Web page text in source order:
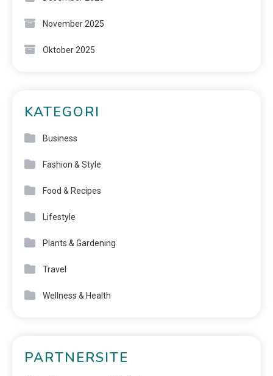
November 2025
Oktober 2025
KATEGORI
Business
Fashion & Style
Food & Recipes
Lifestyle
Plants & Gardening
Travel
Wellness & Health
PARTNERSITE